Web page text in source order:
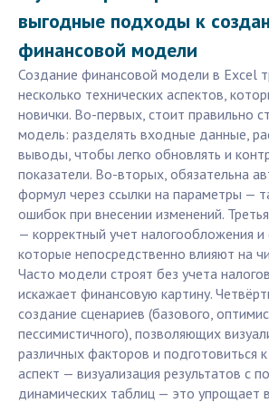
выгодные подходы к
финансовой модели
Создание финансовой модели в Excel
несколько технических аспектов,
новички. Во-первых, стоит правильно
модель: разделять входные данные,
выводы, чтобы легко обновлять и
показатели. Во-вторых, обязательна
формул через ссылки на параметры —
ошибок при внесении изменений.
— корректный учет налогообложения и
которые непосредственно влияют на
Часто модели строят без учета
искажает финансовую картину.
создание сценариев (базового,
пессимистичного), позволяющих
различных факторов и подготовиться
аспект — визуализация результатов с
динамических таблиц — это упрощает